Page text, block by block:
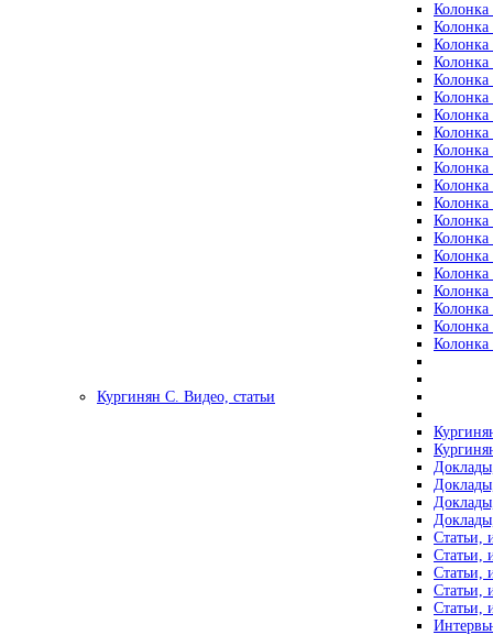
Колонка
Колонка
Колонка
Колонка
Колонка
Колонка
Колонка
Колонка
Колонка
Колонка
Колонка
Колонка
Колонка
Колонка
Колонка
Колонка
Колонка
Колонка
Колонка
Колонка
Кургинян С. Видео, статьи
Статьи,
Статьи,
Статьи,
Статьи,
Статьи,